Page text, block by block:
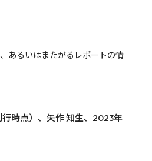
あるいはまたがるレポートの情
時点）、矢作 知生、2023年